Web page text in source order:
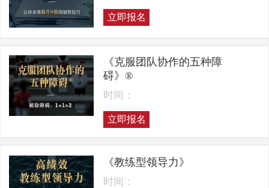
立即报名
《克服团队协作的五种障
碍》®
时间：
立即报名
《教练型领导力》
时间：